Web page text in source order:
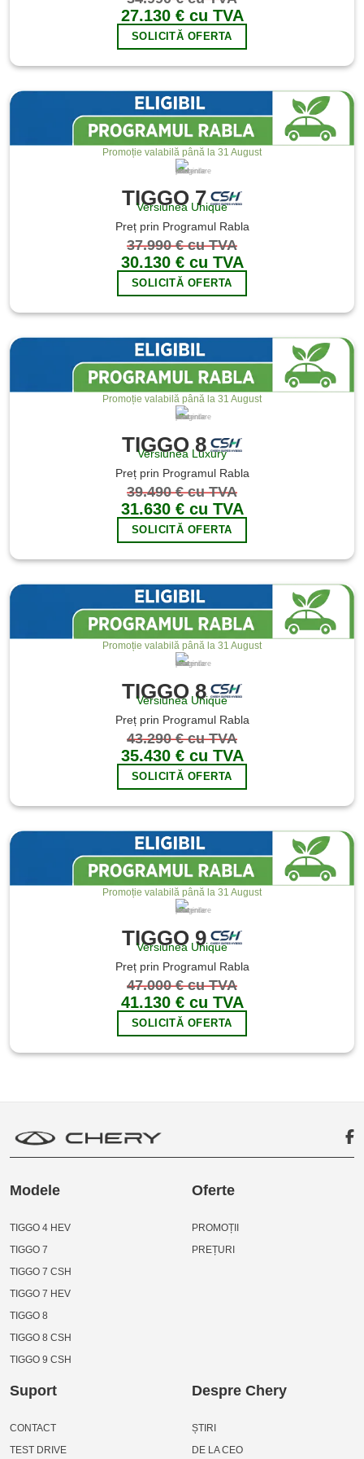
27.130 € cu TVA
SOLICITĂ OFERTA
Promoție valabilă până la 31 August
Imaginile sunt cu titlu de prezentare
TIGGO 7
Versiunea Unique
Preț prin Programul Rabla
37.990 € cu TVA
30.130 € cu TVA
SOLICITĂ OFERTA
Promoție valabilă până la 31 August
Imaginile sunt cu titlu de prezentare
TIGGO 8
Versiunea Luxury
Preț prin Programul Rabla
39.490 € cu TVA
31.630 € cu TVA
SOLICITĂ OFERTA
Promoție valabilă până la 31 August
Imaginile sunt cu titlu de prezentare
TIGGO 8
Versiunea Unique
Preț prin Programul Rabla
43.290 € cu TVA
35.430 € cu TVA
SOLICITĂ OFERTA
Promoție valabilă până la 31 August
Imaginile sunt cu titlu de prezentare
TIGGO 9
Versiunea Unique
Preț prin Programul Rabla
47.000 € cu TVA
41.130 € cu TVA
SOLICITĂ OFERTA
Modele
TIGGO 4 HEV
TIGGO 7
TIGGO 7 CSH
TIGGO 7 HEV
TIGGO 8
TIGGO 8 CSH
TIGGO 9 CSH
Oferte
PROMOȚII
PREȚURI
Suport
CONTACT
TEST DRIVE
Despre Chery
ȘTIRI
DE LA CEO